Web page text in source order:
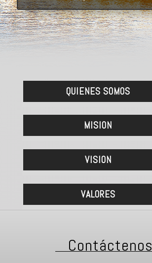
QUIENES SOMOS
MISION
VISION
VALORES
Contáctenos